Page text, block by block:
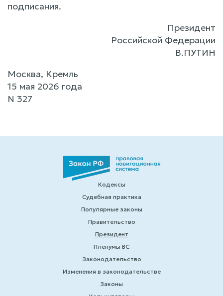
подписания.
Президент
Российской Федерации
В.ПУТИН
Москва, Кремль
15 мая 2026 года
N 327
Кодексы
Судебная практика
Популярные законы
Правительство
Президент
Пленумы ВС
Законодательство
Изменения в законодательстве
Законы